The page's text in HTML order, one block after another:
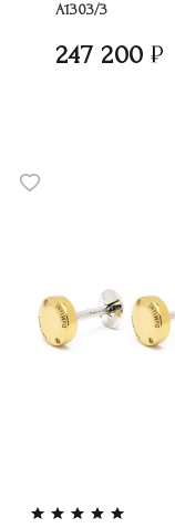
A1303/3
247 200